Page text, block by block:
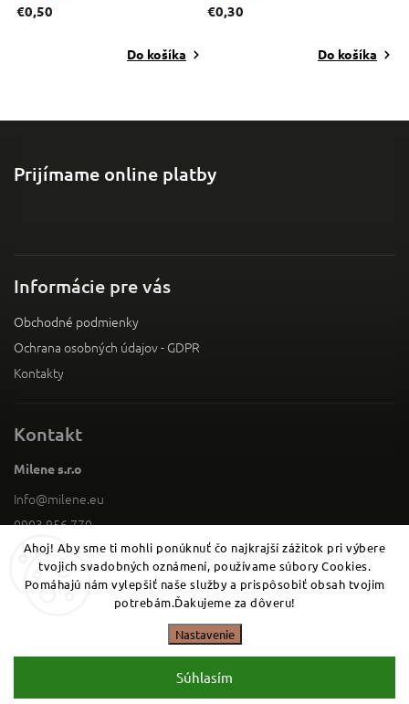
Ahoj! Aby sme ti mohli ponúknuť čo najkrajší zážitok pri výbere
tvojich svadobných oznámení, používame súbory Cookies.
Pomáhajú nám vylepšiť naše služby a prispôsobiť obsah tvojim
potrebám.Ďakujeme za dôveru!
Nastavenie
Súhlasím
€0,50
Do košíka
€0,30
Do košíka
Prijímame online platby
Informácie pre vás
Obchodné podmienky
Ochrana osobných údajov - GDPR
Kontakty
Kontakt
Milene s.r.o
Info@milene.eu
0903 956 770
Facebook
0903 956 770
Milene. Všetky práva vyhradené.